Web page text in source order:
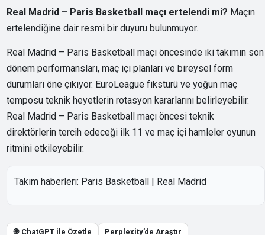
Real Madrid – Paris Basketball maçı ertelendi mi? Maçın
ertelendiğine dair resmi bir duyuru bulunmuyor.
Real Madrid – Paris Basketball maçı öncesinde iki takımın son
dönem performansları, maç içi planları ve bireysel form
durumları öne çıkıyor. EuroLeague fikstürü ve yoğun maç
temposu teknik heyetlerin rotasyon kararlarını belirleyebilir.
Real Madrid – Paris Basketball maçı öncesi teknik
direktörlerin tercih edeceği ilk 11 ve maç içi hamleler oyunun
ritmini etkileyebilir.
Takım haberleri: Paris Basketball | Real Madrid
֎ ChatGPT ile Özetle Perplexity’de Araştır